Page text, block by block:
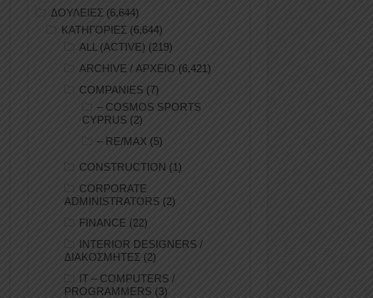
ΔΟΥΛΕΙΕΣ (6,644)
ΚΑΤΗΓΟΡΙΕΣ (6,644)
ALL (ACTIVE) (219)
ARCHIVE / ΑΡΧΕΙΟ (6,421)
COMPANIES (7)
– COSMOS SPORTS
CYPRUS (2)
– RE/MAX (5)
CONSTRUCTION (1)
CORPORATE
ADMINISTRATORS (2)
FINANCE (22)
INTERIOR DESIGNERS /
ΔΙΑΚΟΣΜΗΤΕΣ (2)
IT – COMPUTERS /
PROGRAMMERS (3)